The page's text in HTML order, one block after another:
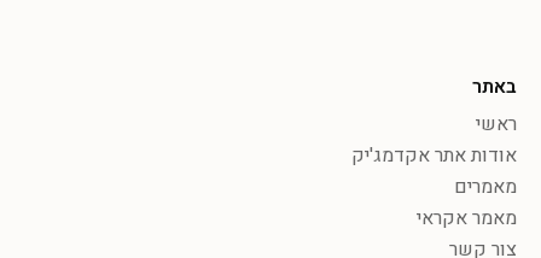
באתר
ראשי
אודות אתר אקדמג'יק
מאמרים
מאמר אקראי
צור קשר